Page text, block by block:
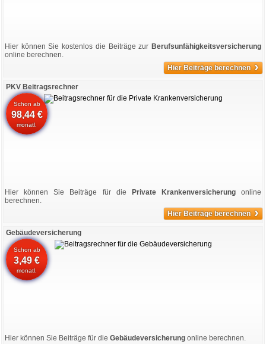
Hier können Sie kostenlos die Beiträge zur Berufsunfähigkeitsversicherung
online berechnen.
Hier Beiträge berechnen ›
PKV Beitragsrechner
Schon ab
98,44 €
monatl.
Hier können Sie Beiträge für die Private Krankenversicherungonline
berechnen.
Hier Beiträge berechnen ›
Gebäudeversicherung
Schon ab
3,49 €
monatl.
Hier können Sie Beiträge für die Gebäudeversicherung online berechnen.